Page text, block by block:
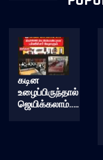
கடின
உழைப்பிருந்தால்
ஜெயிக்கலாம்…..